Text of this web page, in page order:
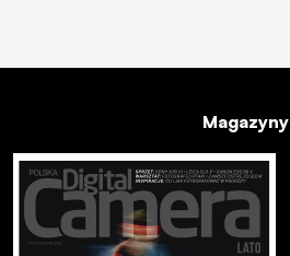
Magazyny